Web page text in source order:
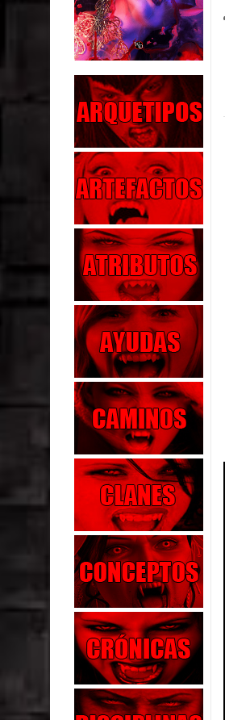
Parte 02: El
Parte 06: Coletazos
Parte 05: Los
Parte 04: Oídos
Parte 03: La Traición
Parte 02: Vuelve el
Parte 03: Reflexiones
Parte 02: Un Bicho
Parte 01: Una